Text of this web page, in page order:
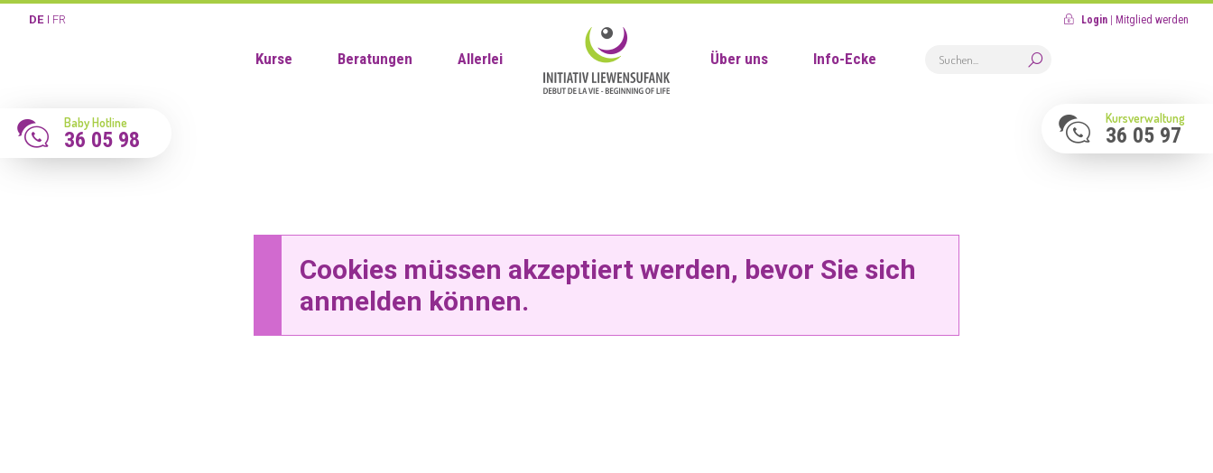
DE FR Login Mitglied werden
Kurse Beratungen Allerlei Über uns Info-Ecke
Baby Hotline
36 05 98
Kursverwaltung
36 05 97
Cookies müssen akzeptiert werden, bevor Sie sich
anmelden können.